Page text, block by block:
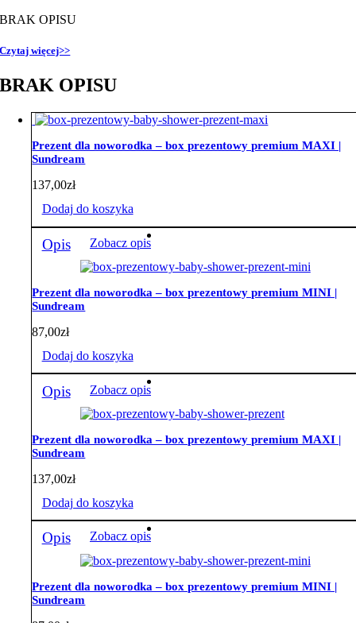
BRAK OPISU
Czytaj więcej>>
BRAK OPISU
Prezent dla noworodka – box prezentowy premium MAXI |
Sundream
137,00zł
Dodaj do koszyka
Opis Zobacz opis
Prezent dla noworodka – box prezentowy premium MINI |
Sundream
87,00zł
Dodaj do koszyka
Opis Zobacz opis
Prezent dla noworodka – box prezentowy premium MAXI |
Sundream
137,00zł
Dodaj do koszyka
Opis Zobacz opis
Prezent dla noworodka – box prezentowy premium MINI |
Sundream